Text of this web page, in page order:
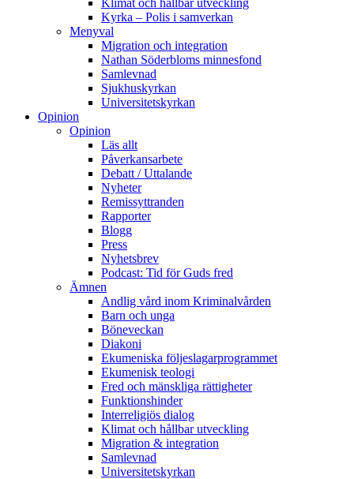
Kyrka – Polis i samverkan
Menyval
Migration och integration
Nathan Söderbloms minnesfond
Samlevnad
Sjukhuskyrkan
Universitetskyrkan
Opinion
Opinion
Läs allt
Påverkansarbete
Debatt / Uttalande
Nyheter
Remissyttranden
Rapporter
Blogg
Press
Nyhetsbrev
Podcast: Tid för Guds fred
Ämnen
Andlig vård inom Kriminalvården
Barn och unga
Böneveckan
Diakoni
Ekumeniska följeslagarprogrammet
Ekumenisk teologi
Fred och mänskliga rättigheter
Funktionshinder
Interreligiös dialog
Klimat och hållbar utveckling
Migration & integration
Samlevnad
Universitetskyrkan